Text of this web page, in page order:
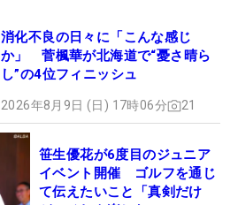
消化不良の日々に「こんな感じ
か」 菅楓華が北海道で“憂さ晴ら
し”の4位フィニッシュ
2026年8月9日 (日) 17時06分 21
笹生優花が6度目のジュニア
イベント開催 ゴルフを通じ
て伝えたいこと「真剣だけ